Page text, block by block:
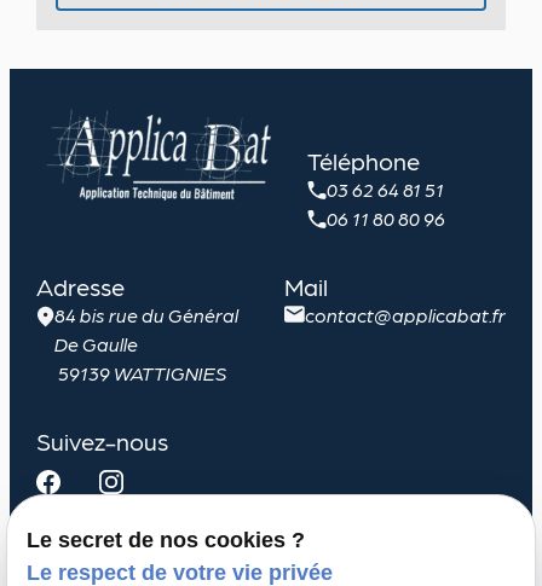
Téléphone
03 62 64 81 51
06 11 80 80 96
Adresse
84 bis rue du Général
De Gaulle
59139 WATTIGNIES
Mail
contact@applicabat.fr
Suivez-nous
Menuiserie extérieure
Le secret de nos cookies ?
Le respect de votre vie privée